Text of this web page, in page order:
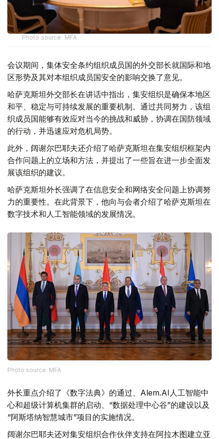
Photo source: MFA
会议期间，集体安全条约组织成员国的外交部长就国际和地
区形势及其对本组织成员国安全的影响交换了意见。
哈萨克斯坦外交部长在讲话中指出，集安组织是确保本地区
和平、稳定与可持续发展的重要机制。通过共同努力，该组
织成员国能够有效应对当今的挑战和威胁，协调在国防领域
的行动，并迅速应对危机局势。
此外，阔谢尔巴耶夫还介绍了哈萨克斯坦在集安组织框架内
合作问题上的立场和方法，并提出了一些旨在进一步全面发
展该组织的建议。
哈萨克斯坦外长强调了在信息安全和网络安全问题上协调努
力的重要性。在此背景下，他向与会者介绍了哈萨克斯坦在
数字技术和人工智能领域的发展情况。
Photo source: MFA
外长重点介绍了《数字法典》的通过、Alem.AI人工智能中
心和超级计算机集群的启动、“数据处理中心谷”的建设以及
“阿斯塔纳智慧城市”项目的实施情况。
阔谢尔巴耶夫还对集安组织合作伙伴支持在阿拉木图建立亚